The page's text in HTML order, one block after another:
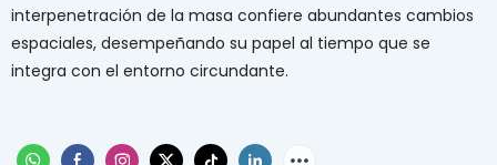
interpenetración de la masa confiere abundantes cambios
espaciales, desempeñando su papel al tiempo que se
integra con el entorno circundante.